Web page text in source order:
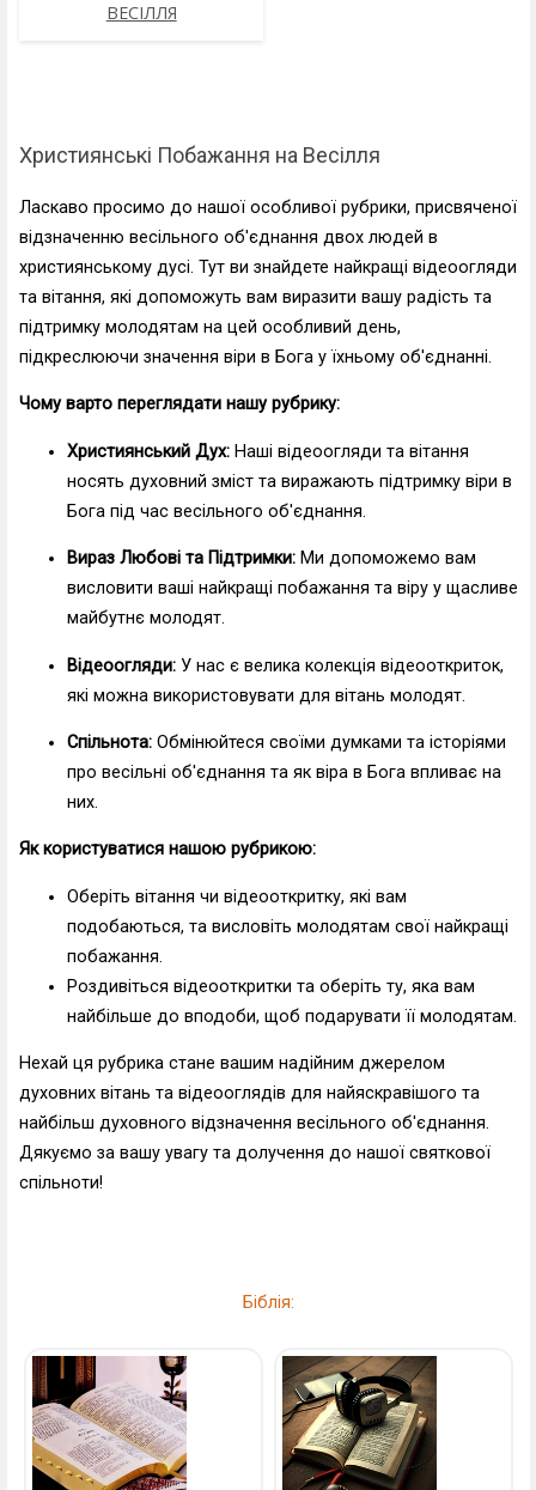
ВЕСІЛЛЯ
Християнські Побажання на Весілля
Ласкаво просимо до нашої особливої рубрики, присвяченої
відзначенню весільного об'єднання двох людей в
християнському дусі. Тут ви знайдете найкращі відеоогляди
та вітання, які допоможуть вам виразити вашу радість та
підтримку молодятам на цей особливий день,
підкреслюючи значення віри в Бога у їхньому об'єднанні.
Чому варто переглядати нашу рубрику:
Християнський Дух: Наші відеоогляди та вітання
носять духовний зміст та виражають підтримку віри в
Бога під час весільного об'єднання.
Вираз Любові та Підтримки: Ми допоможемо вам
висловити ваші найкращі побажання та віру у щасливе
майбутнє молодят.
Відеоогляди: У нас є велика колекція відеооткриток,
які можна використовувати для вітань молодят.
Спільнота: Обмінюйтеся своїми думками та історіями
про весільні об'єднання та як віра в Бога впливає на
них.
Як користуватися нашою рубрикою:
Оберіть вітання чи відеооткритку, які вам
подобаються, та висловіть молодятам свої найкращі
побажання.
Роздивіться відеооткритки та оберіть ту, яка вам
найбільше до вподоби, щоб подарувати її молодятам.
Нехай ця рубрика стане вашим надійним джерелом
духовних вітань та відеооглядів для найяскравішого та
найбільш духовного відзначення весільного об'єднання.
Дякуємо за вашу увагу та долучення до нашої святкової
спільноти!
Біблія: